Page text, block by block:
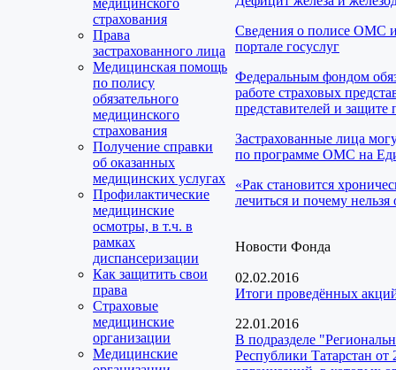
медицинского
страхования
Права
застрахованного лица
Медицинская помощь
по полису
обязательного
медицинского
страхования
Получение справки
об оказанных
медицинских услугах
Профилактические
медицинские
осмотры, в т.ч. в
рамках
диспансеризации
Как защитить свои
права
Страховые
медицинские
организации
Медицинские
Сведения о полисе ОМС
портале госуслуг
Федеральным фондом
работе страховых
представителей и защите
Застрахованные лица
по программе ОМС на
«Рак становится
лечиться и почему нельзя
Новости Фонда
02.02.2016
Итоги проведённых
22.01.2016
В подразделе
Республики Татарстан